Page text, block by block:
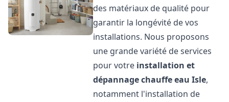
des matériaux de qualité pour
garantir la longévité de vos
installations. Nous proposons
une grande variété de services
pour votre installation et
dépannage chauffe eau Isle,
notamment l'installation de